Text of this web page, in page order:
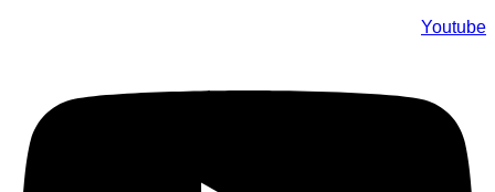
Youtube